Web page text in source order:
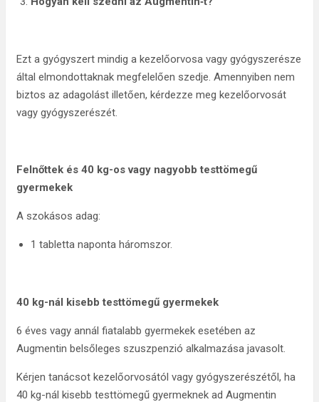
Ezt a gyógyszert mindig a kezelőorvosa vagy gyógyszerésze
által elmondottaknak megfelelően szedje. Amennyiben nem
biztos az adagolást illetően, kérdezze meg kezelőorvosát
vagy gyógyszerészét.
Felnőttek és 40 kg-os vagy nagyobb testtömegű
gyermekek
A szokásos adag:
1 tabletta naponta háromszor.
40 kg-nál kisebb testtömegű gyermekek
6 éves vagy annál fiatalabb gyermekek esetében az
Augmentin belsőleges szuszpenzió alkalmazása javasolt.
Kérjen tanácsot kezelőorvosától vagy gyógyszerészétől, ha
40 kg-nál kisebb testtömegű gyermeknek ad Augmentin